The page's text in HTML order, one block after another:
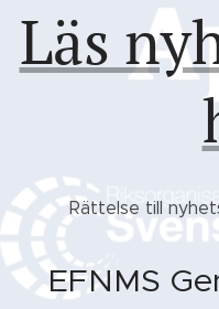
Läs
Rättelse till
EFNMS